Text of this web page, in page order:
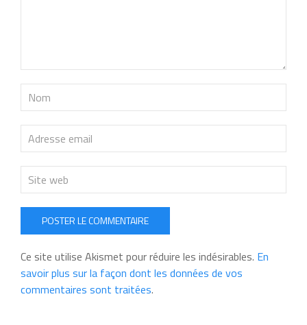
POSTER LE COMMENTAIRE
Ce site utilise Akismet pour réduire les indésirables. En
savoir plus sur la façon dont les données de vos
commentaires sont traitées.